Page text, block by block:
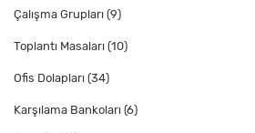
Çalışma Grupları (9)
Toplantı Masaları (10)
Ofis Dolapları (34)
Karşılama Bankoları (6)